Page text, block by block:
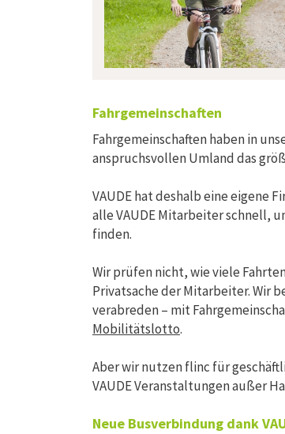
Fahrgemeinschaften
Fahrgemeinschaften haben in
anspruchsvollen Umland das
VAUDE hat deshalb eine eigene
alle VAUDE Mitarbeiter schnell,
finden.
Wir prüfen nicht, wie viele
Privatsache der Mitarbeiter. Wir
verabreden – mit
Mobilitätslotto.
Aber wir nutzen flinc für
VAUDE Veranstaltungen außer
Neue Busverbindung dank